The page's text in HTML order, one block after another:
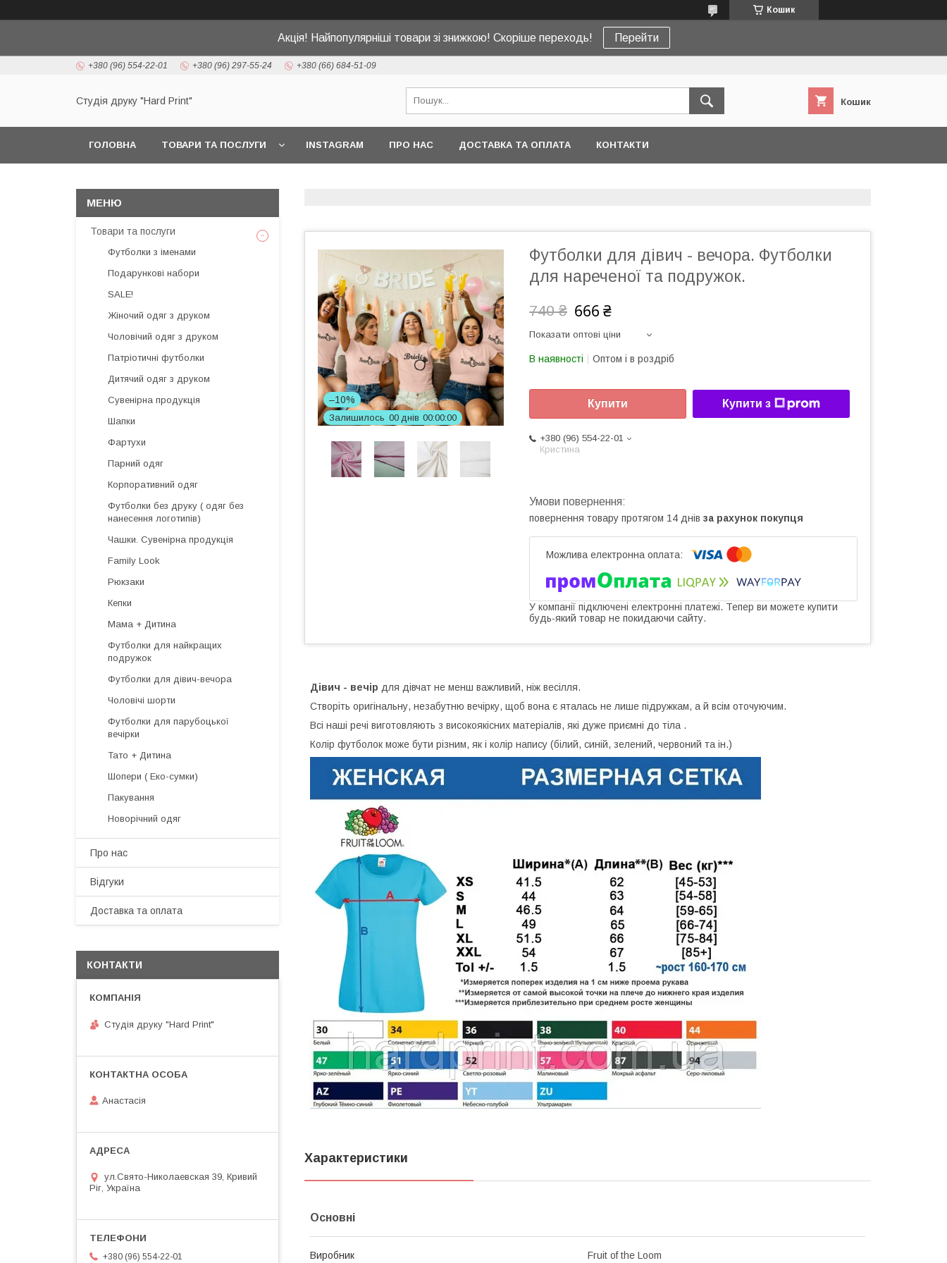
Кошик
Акція! Найпопулярніші товари зі знижкою! Скоріше переходь! Перейти
+380 (96) 554-22-01 +380 (96) 297-55-24 +380 (66) 684-51-09
Студія друку "Hard Print" Кошик
ГОЛОВНА ТОВАРИ ТА ПОСЛУГИ INSTAGRAM ПРО НАС ДОСТАВКА ТА ОПЛАТА КОНТАКТИ
–10%
Залишилось 00 днів 00 00 00
Футболки для дівич - вечора. Футболки
для нареченої та подружок.
740 ₴ 666 ₴
Показати оптові ціни
В наявності Оптом і в роздріб
Купити Купити з
+380 (96) 554-22-01
Кристина
повернення товару протягом 14 днів за рахунок покупця
У компанії підключені електронні платежі. Тепер ви можете купити
будь-який товар не покидаючи сайту.
Дівич - вечір для дівчат не менш важливий, ніж весілля.
Створіть оригінальну, незабутню вечірку, щоб вона є яталась не лише підружкам, а й всім оточуючим.
Всі наші речі виготовляють з високоякісних матеріалів, які дуже приємні до тіла .
Колір футболок може бути різним, як і колір напису (білий, синій, зелений, червоний та ін.)
Характеристики
Основні
Виробник Fruit of the Loom
Товари та послуги
Футболки з іменами
Подарункові набори
SALE!
Жіночий одяг з друком
Чоловічий одяг з друком
Патріотичні футболки
Дитячий одяг з друком
Сувенірна продукція
Шапки
Фартухи
Парний одяг
Корпоративний одяг
Футболки без друку ( одяг без
нанесення логотипів)
Чашки. Сувенірна продукція
Family Look
Рюкзаки
Кепки
Мама + Дитина
Футболки для найкращих
подружок
Футболки для дівич-вечора
Чоловічі шорти
Футболки для парубоцької
вечірки
Тато + Дитина
Шопери ( Еко-сумки)
Пакування
Новорічний одяг
Про нас
Відгуки
Доставка та оплата
КОНТАКТИ
Студія друку "Hard Print"
Анастасія
ул.Свято-Николаевская 39, Кривий
Ріг, Україна
+380 (96) 554-22-01